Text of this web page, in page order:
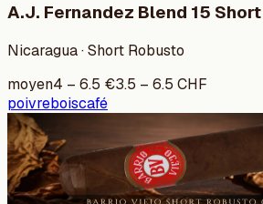
A.J. Fernandez Blend 15
Nicaragua · Short Robusto
moyen4 – 6.5 €3.5 – 6.5 CHF
poivreboiscafé